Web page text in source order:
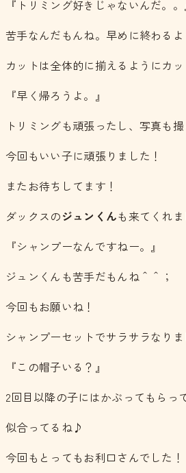
『トリミング好きじゃないんだ。。
苦手なんだもんね。早めに終わる
カットは全体的に揃えるようにカッ
『早く帰ろうよ。』
トリミングも頑張ったし、写真も
今回もいい子に頑張りました！
またお待ちしてます！
ダックスのジュンくんも来てくれま
『シャンプーなんですねー。』
ジュンくんも苦手だもんね＾＾；
今回もお願いね！
シャンプーセットでサラサラなり
『この帽子いる？』
2回目以降の子にはかぶってもらっ
似合ってるね♪
今回もとってもお利口さんでした！